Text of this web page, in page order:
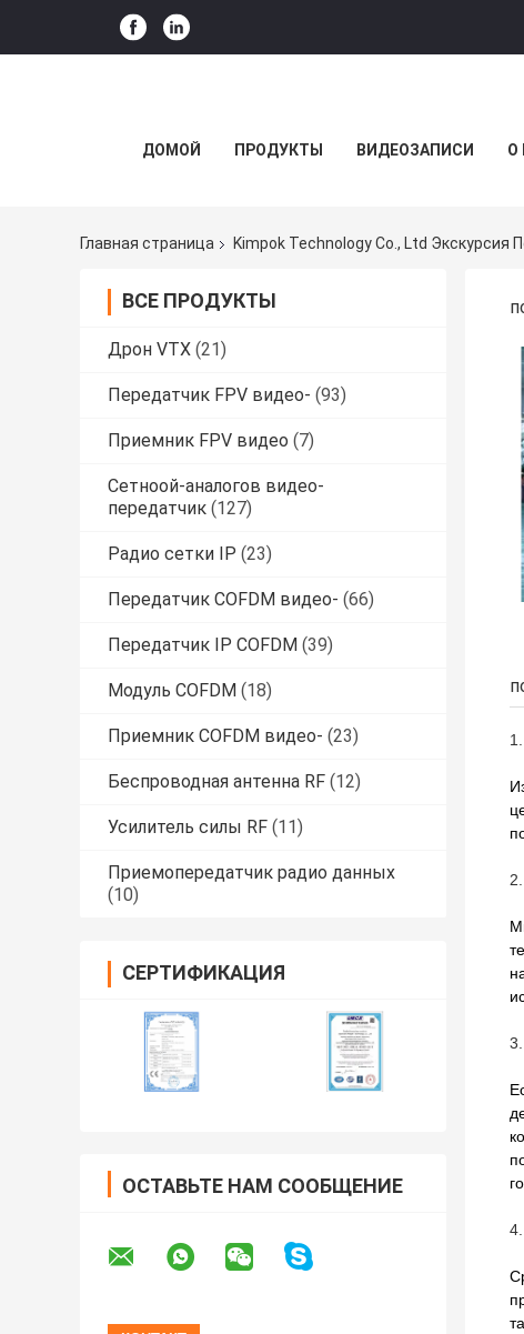
ДОМОЙ ПРОДУКТЫ ВИДЕОЗАПИСИ О
Главная страница Kimpok Technology Co., Ltd Экскурсия
ВСЕ ПРОДУКТЫ
Дрон VTX (21)
Передатчик FPV видео- (93)
Приемник FPV видео (7)
Сетноой-аналогов видео-
передатчик (127)
Радио сетки IP (23)
Передатчик COFDM видео- (66)
Передатчик IP COFDM (39)
Модуль COFDM (18)
Приемник COFDM видео- (23)
Беспроводная антенна RF (12)
Усилитель силы RF (11)
Приемопередатчик радио данных
(10)
СЕРТИФИКАЦИЯ
ОСТАВЬТЕ НАМ СООБЩЕНИЕ
1.
2.
3.
4.